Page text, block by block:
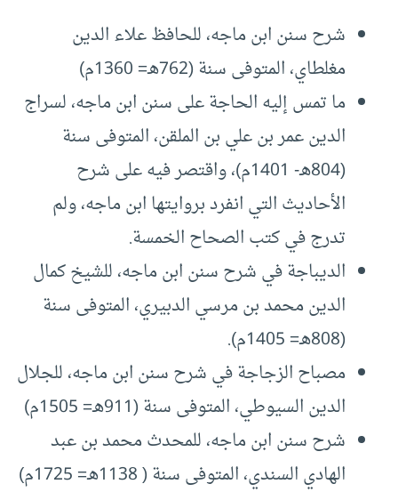
شرح سنن ابن ماجه، للحافظ علاء الدين
مغلطاي، المتوفى سنة (762هـ= 1360م)
ما تمس إليه الحاجة على سنن ابن ماجه، لسراج
الدين عمر بن علي بن الملقن، المتوفى سنة
(804هـ- 1401م)، واقتصر فيه على شرح
الأحاديث التي انفرد بروايتها ابن ماجه، ولم
تدرج في كتب الصحاح الخمسة.
الديباجة في شرح سنن ابن ماجه، للشيخ كمال
الدين محمد بن مرسي الدبيري، المتوفى سنة
(808هـ= 1405م).
مصباح الزجاجة في شرح سنن ابن ماجه، للجلال
الدين السيوطي، المتوفى سنة (911هـ= 1505م)
شرح سنن ابن ماجه، للمحدث محمد بن عبد
الهادي السندي، المتوفى سنة ( 1138هـ= 1725م)